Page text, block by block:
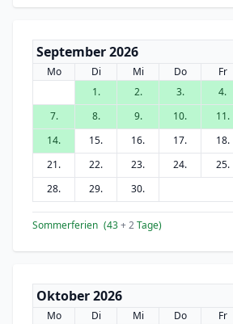
September 2026
Mo Di Mi Do Fr
1.
2. 3. 4.
7.
8. 9. 10. 11.
14.
15. 16. 17. 18.
21.
22. 23. 24. 25.
28.
29. 30.
Sommerferien (43+ 2Tage)
Oktober 2026
Mo Di Mi Do Fr